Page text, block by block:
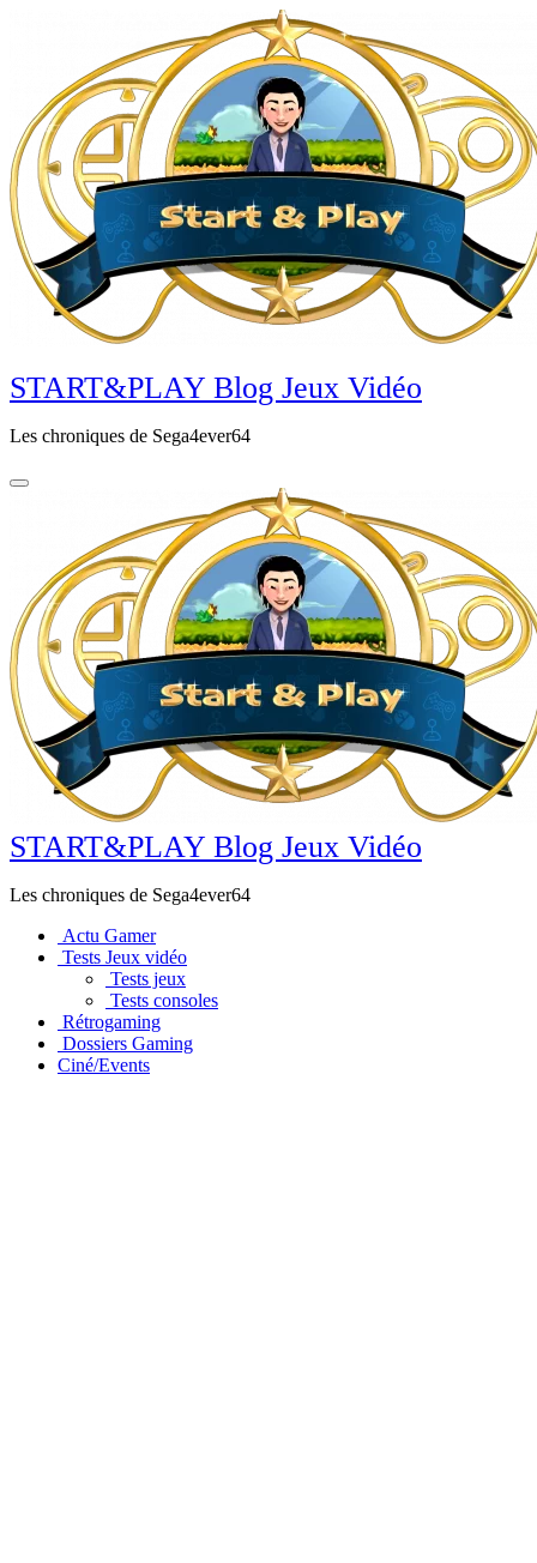
principal
START&PLAY Blog Jeux Vidéo
Les chroniques de Sega4ever64
START&PLAY Blog Jeux Vidéo
Les chroniques de Sega4ever64
Actu Gamer
Tests Jeux vidéo
Tests jeux
Tests consoles
Rétrogaming
Dossiers Gaming
Ciné/Events